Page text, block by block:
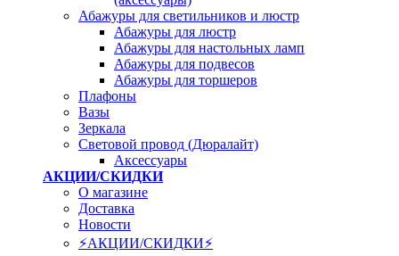
Абажуры для светильников и люстр
Абажуры для люстр
Абажуры для настольных ламп
Абажуры для подвесов
Абажуры для торшеров
Плафоны
Вазы
Зеркала
Световой провод (Дюралайт)
Аксессуары
АКЦИИ/СКИДКИ
О магазине
Доставка
Новости
⚡АКЦИИ/СКИДКИ⚡